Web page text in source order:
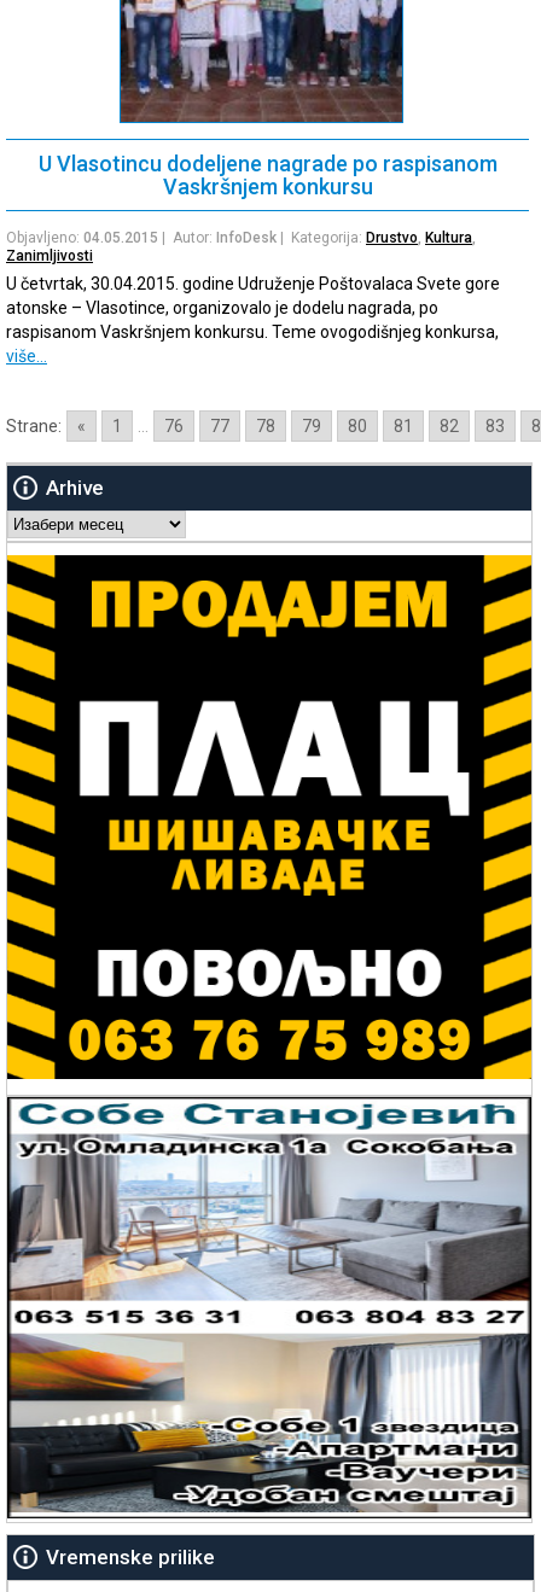
U Vlasotincu dodeljene nagrade po raspisanom
Vaskršnjem konkursu
Objavljeno: 04.05.2015 | Autor: InfoDesk | Kategorija: Drustvo, Kultura,
Zanimljivosti
U četvrtak, 30.04.2015. godine Udruženje Poštovalaca Svete gore
atonske – Vlasotince, organizovalo je dodelu nagrada, po
raspisanom Vaskršnjem konkursu. Teme ovogodišnjeg konkursa,
više…
Strane: « 1 76 77 78 79 80 81 82 83
Arhive
Arhive
Vremenske prilike